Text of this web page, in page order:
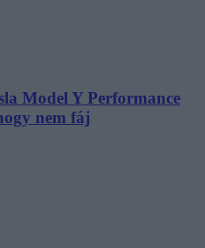
Model Y Performance
nem fáj